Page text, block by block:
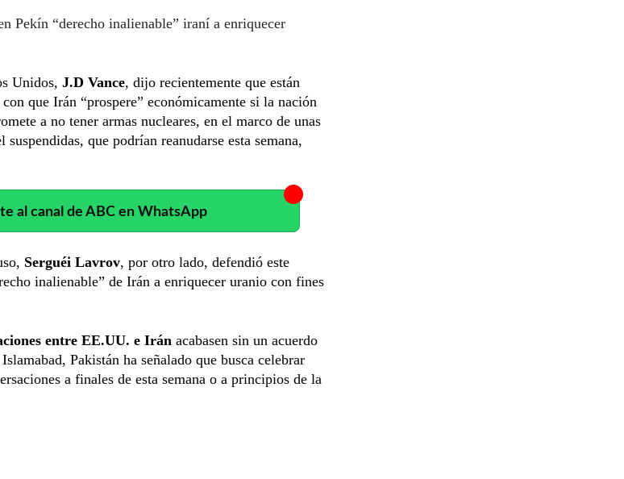
Pekín “derecho inalienable” iraní a enriquecer
Unidos, J.D Vance, dijo recientemente que están
que Irán “prospere” económicamente si la nación
a no tener armas nucleares, en el marco de unas
que podrían reanudarse esta semana,
al canal de ABC en WhatsApp
Serguéi Lavrov, por otro lado, defendió este
inalienable” de Irán a enriquecer uranio con fines
entre EE.UU. e Irán acabasen sin un acuerdo
Pakistán ha señalado que busca celebrar
a finales de esta semana o a principios de la